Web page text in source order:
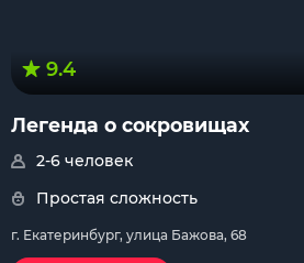
9.4
Легенда о сокровищах
2-6 человек
Простая сложность
г. Екатеринбург, улица Бажова, 68